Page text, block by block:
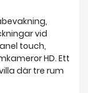
vid
touch,
HD. Ett
där tre rum